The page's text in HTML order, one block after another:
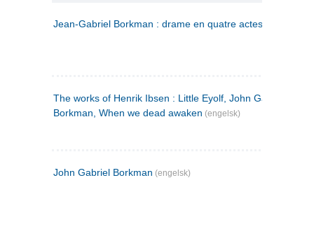
Jean-Gabriel Borkman : drame en quatre actes
The works of Henrik Ibsen : Little Eyolf, John Gabriel
Borkman, When we dead awaken (engelsk)
John Gabriel Borkman (engelsk)